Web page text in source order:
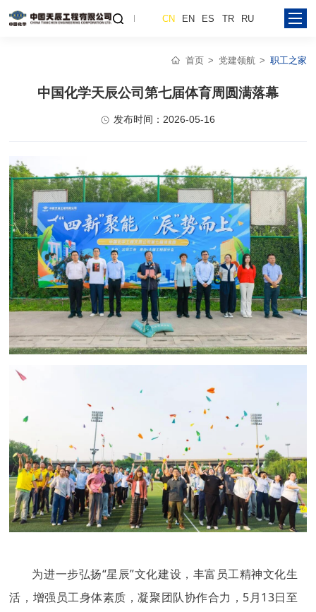
CN EN ES TR RU
首页 党建领航 职工之家
中国化学天辰公司第七届体育周圆满落幕
发布时间：2026-05-16
为进一步弘扬“星辰”文化建设，丰富员工精神文化生
活，增强员工身体素质，凝聚团队协作合力，5月13日至